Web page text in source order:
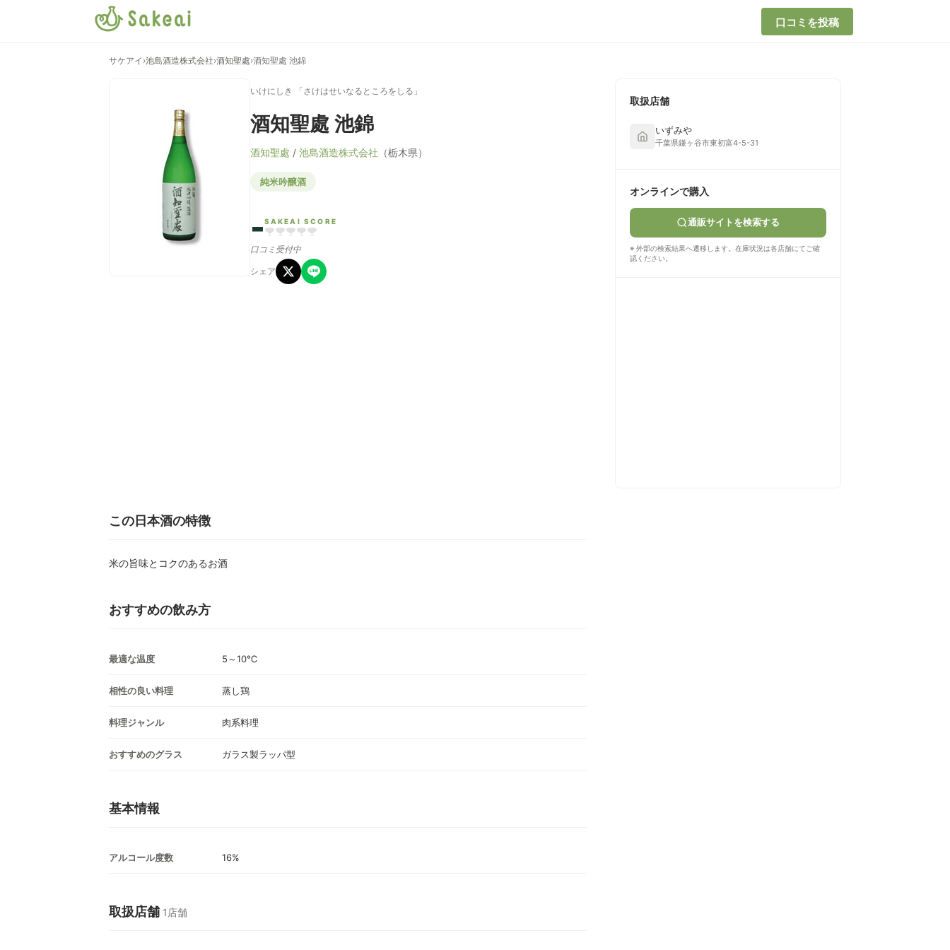
口コミを投稿
サケアイ ›池島酒造株式会社›酒知聖處›酒知聖處 池錦
いけにしき 「さけはせいなるところをしる」
酒知聖處 池錦
酒知聖處 / 池島酒造株式会社 （栃木県）
純米吟醸酒
-SAKEAI SCORE
口コミ受付中
シェア
取扱店舗
いずみや
千葉県鎌ヶ谷市東初富4-5-31
オンラインで購入
通販サイトを検索する
※ 外部の検索結果へ遷移します。在庫状況は各店舗にてご確
認ください。
この日本酒の特徴
米の旨味とコクのあるお酒
おすすめの飲み方
最適な温度 5～10℃
相性の良い料理 蒸し鶏
料理ジャンル 肉系料理
おすすめのグラス ガラス製ラッパ型
基本情報
アルコール度数 16%
取扱店舗 1店舗